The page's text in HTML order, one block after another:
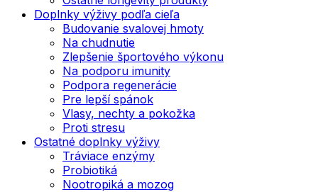
Doplnky výživy podľa cieľa
Budovanie svalovej hmoty
Na chudnutie
Zlepšenie športového výkonu
Na podporu imunity
Podpora regenerácie
Pre lepší spánok
Vlasy, nechty a pokožka
Proti stresu
Ostatné doplnky výživy
Tráviace enzýmy
Probiotiká
Nootropiká a mozog